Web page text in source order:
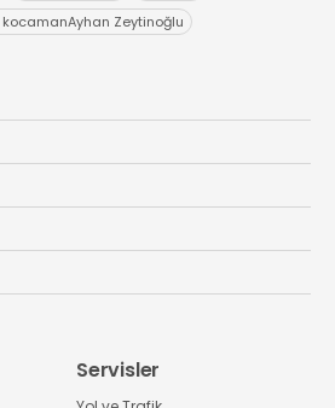
Zeytinoğlu
Servisler